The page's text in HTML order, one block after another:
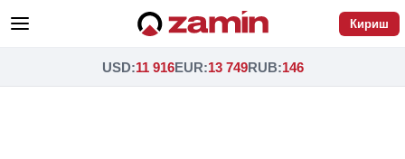
Кириш
USD:11 916EUR:13 749RUB:146